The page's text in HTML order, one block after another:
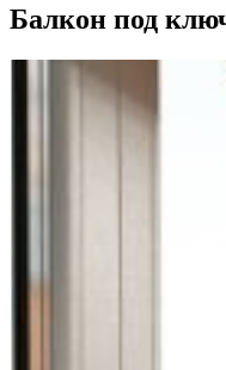
Балкон под